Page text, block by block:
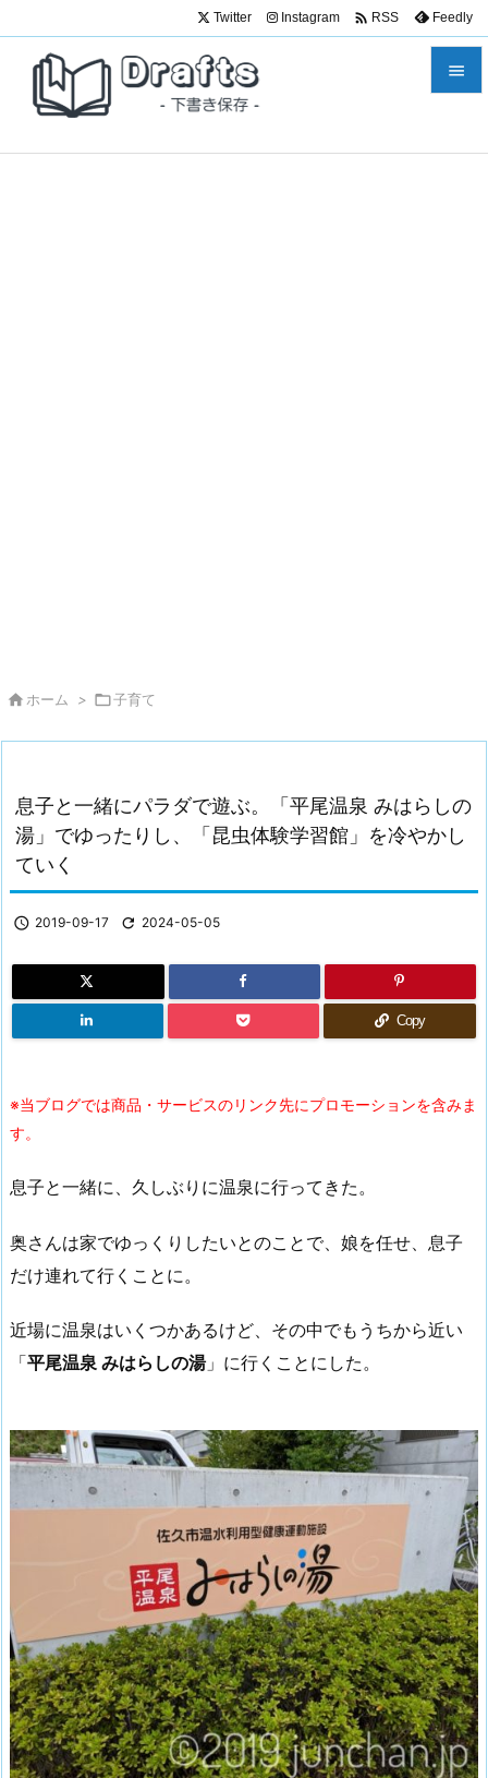

Twitter Instagram  RSS Feedly
 ホーム > 子育て
息子と一緒にパラダで遊ぶ。「平尾温泉 みはらしの
湯」でゆったりし、「昆虫体験学習館」を冷やかし
ていく
 2019-09-17  2024-05-05
Copy
※当ブログでは商品・サービスのリンク先にプロモーションを含みま
す。
息子と一緒に、久しぶりに温泉に行ってきた。
奥さんは家でゆっくりしたいとのことで、娘を任せ、息子
だけ連れて行くことに。
近場に温泉はいくつかあるけど、その中でもうちから近い
「平尾温泉 みはらしの湯」に行くことにした。